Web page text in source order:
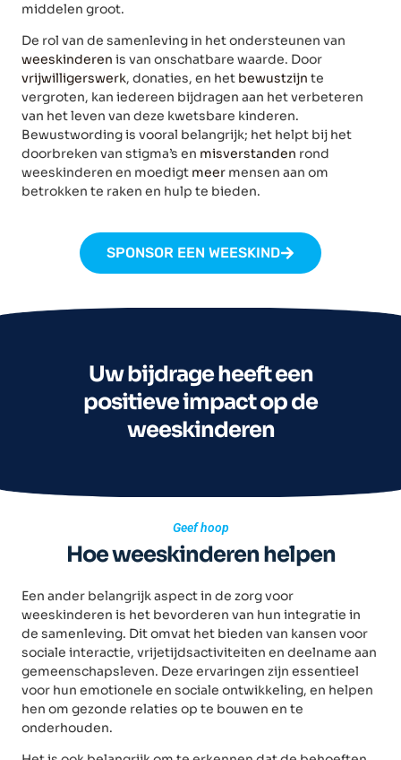
middelen groot.
De rol van de samenleving in het ondersteunen van
weeskinderen is van onschatbare waarde. Door
vrijwilligerswerk, donaties, en het bewustzijn te
vergroten, kan iedereen bijdragen aan het verbeteren
van het leven van deze kwetsbare kinderen.
Bewustwording is vooral belangrijk; het helpt bij het
doorbreken van stigma’s en misverstanden rond
weeskinderen en moedigt meer mensen aan om
betrokken te raken en hulp te bieden.
SPONSOR EEN WEESKIND
Uw bijdrage heeft een
positieve impact op de
weeskinderen
Geef hoop
Hoe weeskinderen helpen
Een ander belangrijk aspect in de zorg voor
weeskinderen is het bevorderen van hun integratie in
de samenleving. Dit omvat het bieden van kansen voor
sociale interactie, vrijetijdsactiviteiten en deelname aan
gemeenschapsleven. Deze ervaringen zijn essentieel
voor hun emotionele en sociale ontwikkeling, en helpen
hen om gezonde relaties op te bouwen en te
onderhouden.